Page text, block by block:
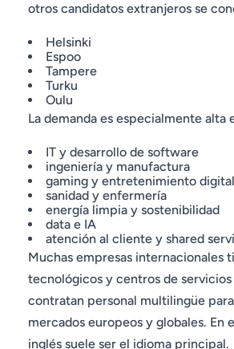
otros candidatos extranjeros se
Helsinki
Espoo
Tampere
Turku
Oulu
La demanda es especialmente alta
IT y desarrollo de software
ingeniería y manufactura
gaming y entretenimiento digital
sanidad y enfermería
energía limpia y sostenibilidad
data e IA
atención al cliente y shared
Muchas empresas internacionales
tecnológicos y centros de servicios
contratan personal multilingüe
mercados europeos y globales. En
inglés suele ser el idioma principal.